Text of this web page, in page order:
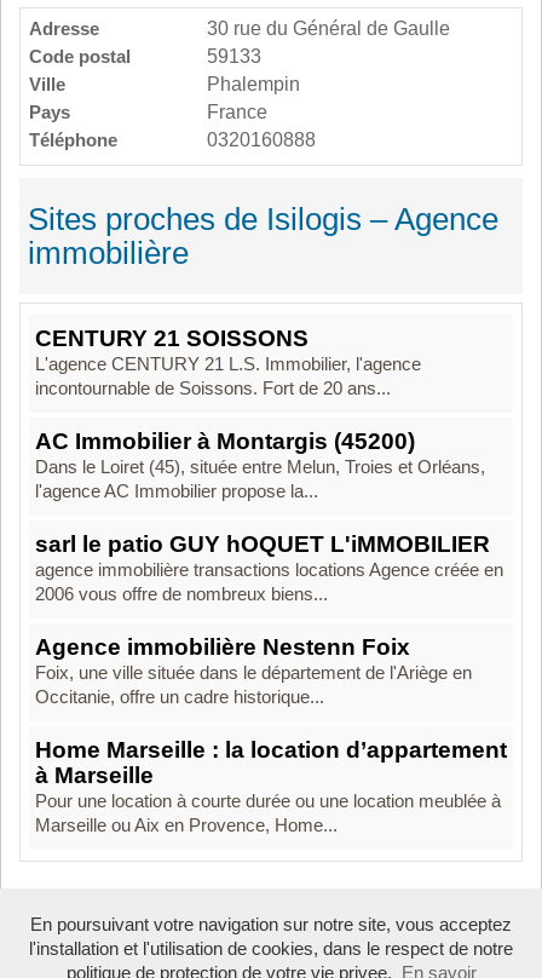
Adresse
30 rue du Général de Gaulle
Code postal
59133
Ville
Phalempin
Pays
France
Téléphone
0320160888
Sites proches de Isilogis – Agence
immobilière
CENTURY 21 SOISSONS
L'agence CENTURY 21 L.S. Immobilier, l'agence
incontournable de Soissons. Fort de 20 ans...
AC Immobilier à Montargis (45200)
Dans le Loiret (45), située entre Melun, Troies et Orléans,
l'agence AC Immobilier propose la...
sarl le patio GUY hOQUET L'iMMOBILIER
agence immobilière transactions locations Agence créée en
2006 vous offre de nombreux biens...
Agence immobilière Nestenn Foix
Foix, une ville située dans le département de l'Ariège en
Occitanie, offre un cadre historique...
Home Marseille : la location d’appartement
à Marseille
Pour une location à courte durée ou une location meublée à
Marseille ou Aix en Provence, Home...
Boosté par Arfooo 2.02 - © 2007 - 2026
En poursuivant votre navigation sur notre site, vous acceptez
l'installation et l'utilisation de cookies, dans le respect de notre
politique de protection de votre vie privee.
En savoir